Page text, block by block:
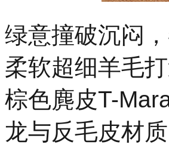
绿意撞破沉闷
柔软超细羊毛
棕色麂皮T-
龙与反毛皮材